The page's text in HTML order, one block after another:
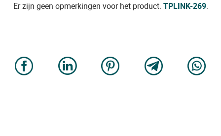
Er zijn geen opmerkingen voor het product. TPLINK-269.